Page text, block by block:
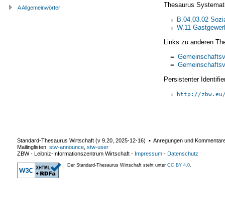
Thesaurus
B.04.03.02
W.11
Links zu anderen
=
=
Persistenter
http://
A Allgemeinwörter
Standard-Thesaurus Wirtschaft (v 9.20 2025-12-16) ▪ Anregungen und
Mailinglisten: stw-announce stw-user
ZBW - Leibniz-Informationszentrum Wirtschaft - Impressum - Datenschutz
Der Standard-Thesaurus Wirtschaft steht unter CC BY 4.0